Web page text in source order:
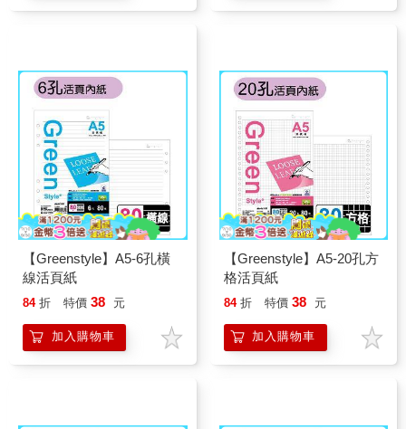
【Greenstyle】A5-6孔橫
線活頁紙
84 折 特價 38 元
加入購物車
【Greenstyle】A5-20孔方
格活頁紙
84 折 特價 38 元
加入購物車